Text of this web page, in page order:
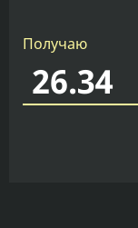
Получаю